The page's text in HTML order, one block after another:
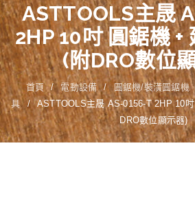
ASTTOOLS主晟
2HP 10吋 圓鋸機 +
(附DRO數位
首頁 / 電動設備 / 圓鋸機/裝潢圓鋸機
具
/
ASTTOOLS主晟 AS-0156-T 2HP 10
DRO數位顯示器)